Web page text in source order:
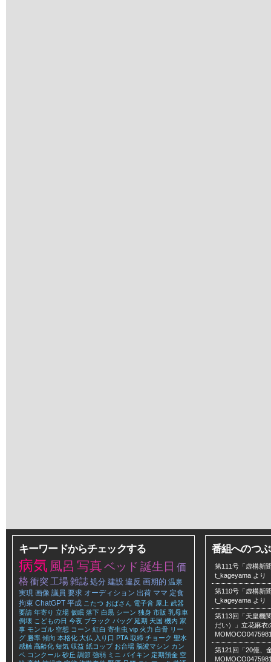
キーワードからチェックする
病気 風呂 写真ベッド 誕生日 価
格 衝突 工場雑誌 処分 建設 違反 画期的 温泉
実現 画像 議員 要求 オーディション 出荷 ママ 定食
拘束 ChatGPT 平成 こたつ おばさん 電子音 屋上 武器
要請 年寄り 立場 仮眠 落下 白黒 シーン 独身 市販 乳母車
倒壊 こどもの日 今夜 ブラック バッグ 延期 天国 機内 家
事 モンゴル 空想 コーン 紅白 寄生虫 vip 火力 白骨 リー
グ 勝率 傾向 本格化 大仏 入り口 PTA 取締 チョーク 聖水
感触 高齢化 短気 収益 紙コップ お台場 脳波マシン カン
ペ コンクール 砂丘 調節 強弱 ミニ バイキン 定期預金 空
番組へのつ
第111号「虚構新
t_kageyama より
第110号「虚構新
t_kageyama より
第113回「天皇機
だい）」立花麻衣
第121回「20億、